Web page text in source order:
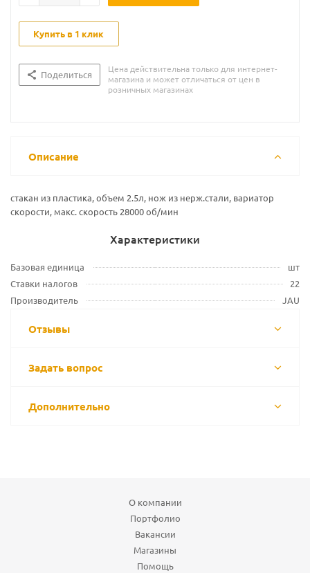
Купить в 1 клик
Поделиться
Цена действительна только для интернет-
магазина и может отличаться от цен в
розничных магазинах
Описание
стакан из пластика, объем 2.5л, нож из нерж.стали, вариатор
скорости, макс. скорость 28000 об/мин
Характеристики
Базовая единица
шт
Ставки налогов
22
Производитель
JAU
Отзывы
Задать вопрос
Дополнительно
О компании
Портфолио
Вакансии
Магазины
Помощь